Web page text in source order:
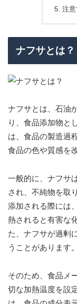
注
ナフサとは？
ナフサとは、石油
り、食品添加物と
は、食品の製造過
食品の色や質感を
一般的に、ナフサ
され、不純物を取
添加される際には
熱されると有害な
た、ナフサが過剰
うことがあります。
そのため、食品メ
切な加熱温度を設